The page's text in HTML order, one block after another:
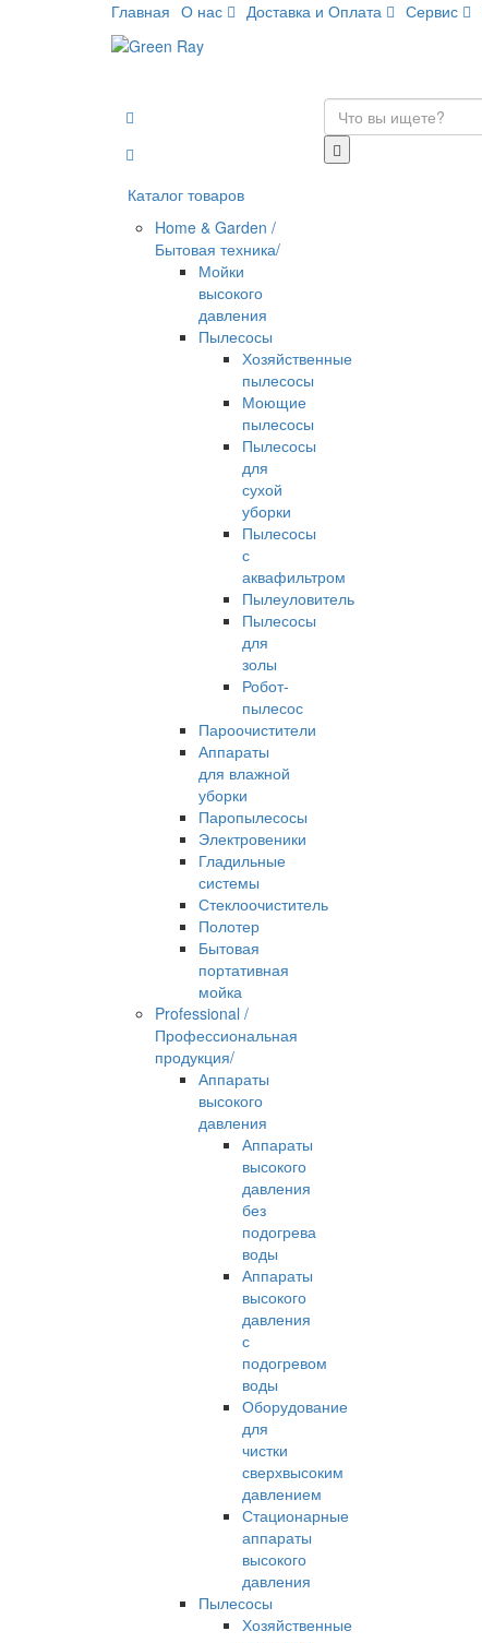
Главная О нас Доставка и Оплата Сервис
Каталог товаров
Home & Garden /
Бытовая техника/
Мойки
высокого
давления
Пылесосы
Хозяйственные
пылесосы
Моющие
пылесосы
Пылесосы
для
сухой
уборки
Пылесосы
с
аквафильтром
Пылеуловитель
Пылесосы
для
золы
Робот-
пылесос
Пароочистители
Аппараты
для влажной
уборки
Паропылесосы
Электровеники
Гладильные
системы
Стеклоочиститель
Полотер
Бытовая
портативная
мойка
Professional /
Профессиональная
продукция/
Аппараты
высокого
давления
Аппараты
высокого
давления
без
подогрева
воды
Аппараты
высокого
давления
с
подогревом
воды
Оборудование
для
чистки
сверхвысоким
давлением
Стационарные
аппараты
высокого
давления
Пылесосы
Хозяйственные